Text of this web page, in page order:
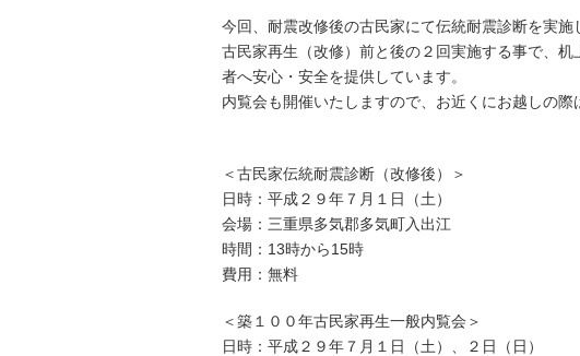
今回、耐震改修後の古民家にて伝統耐震診断を実施
古民家再生（改修）前と後の２回実施する事で、
者へ安心・安全を提供しています。
内覧会も開催いたしますので、お近くにお越しの際
＜古民家伝統耐震診断（改修後）＞
日時：平成２９年７月１日（土）
会場：三重県多気郡多気町入出江
時間：13時から15時
費用：無料
＜築１００年古民家再生一般内覧会＞
日時：平成２９年７月１日（土）、２日（日）